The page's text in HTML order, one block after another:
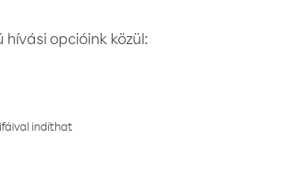
opcióink közül:
indíthat